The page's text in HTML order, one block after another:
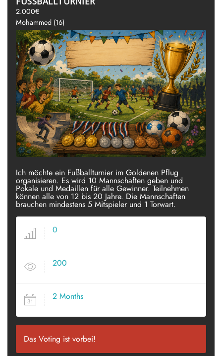
2.000€
Mohammed (16)
Ich möchte ein Fußballturnier im Goldenen Pflug
organisieren. Es wird 10 Mannschaften geben und
Pokale und Medaillen für alle Gewinner. Teilnehmen
können alle von 12 bis 20 Jahre. Die Mannschaften
brauchen mindestens 5 Mitspieler und 1 Torwart.
0
200
2 Months
Das Voting ist vorbei!